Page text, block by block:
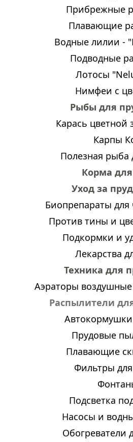
Прибрежные
Плавающие
Водные лилии -
Подводные
Лотосы
Нимфеи с
Рыбы для
Карась
Карпы
Полезная рыба
Корма
Уход за
Биопрепараты
Против тины и
Подкормки и
Лекарства
Техника для
Аэраторы
Распылители
Прудовые
Плавающие
Фильтры
Подсветка
Насосы и
Обогреватели